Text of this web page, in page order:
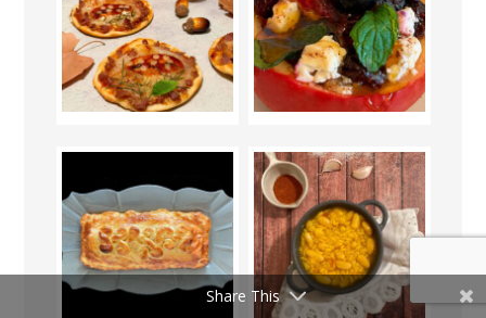
Share This